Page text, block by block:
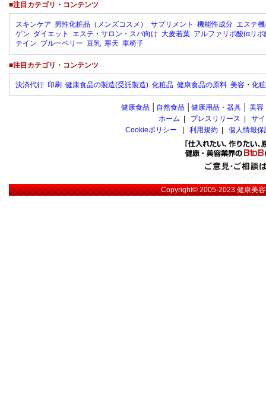
■注目カテゴリ・コンテンツ
スキンケア 男性化粧品（メンズコスメ） サプリメント 機能性成分 エステ
ゲン ダイエット エステ・サロン・スパ向け 大麦若葉 アルファリポ酸(αリポ
テイン ブルーベリー 豆乳 寒天 車椅子
■注目カテゴリ・コンテンツ
決済代行 印刷 健康食品の製造(受託製造) 化粧品 健康食品の原料 美容・化
健康食品 自然食品 健康用品・器具 美容
ホーム
プレスリリース
サ
Cookieポリシー
利用規約 個人情報
Copyright© 2005-2023健康美